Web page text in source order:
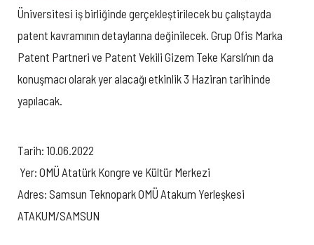
Üniversitesi iş birliğinde gerçekleştirilecek bu çalıştayda
patent kavramının detaylarına değinilecek. Grup Ofis Marka
Patent Partneri ve Patent Vekili Gizem Teke Karslı’nın da
konuşmacı olarak yer alacağı etkinlik 3 Haziran tarihinde
yapılacak.
Tarih: 10.06.2022
Yer: OMÜ Atatürk Kongre ve Kültür Merkezi
Adres: Samsun Teknopark OMÜ Atakum Yerleşkesi
ATAKUM/SAMSUN